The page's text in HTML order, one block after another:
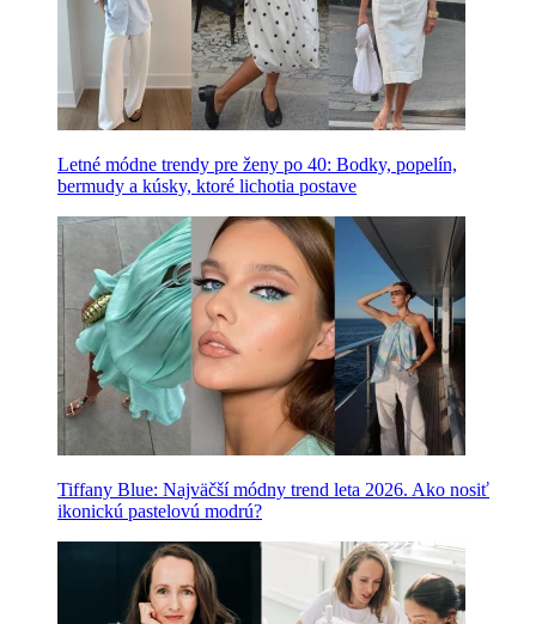
Letné módne trendy pre ženy po 40: Bodky, popelín,
bermudy a kúsky, ktoré lichotia postave
Tiffany Blue: Najväčší módny trend leta 2026. Ako nosiť
ikonickú pastelovú modrú?